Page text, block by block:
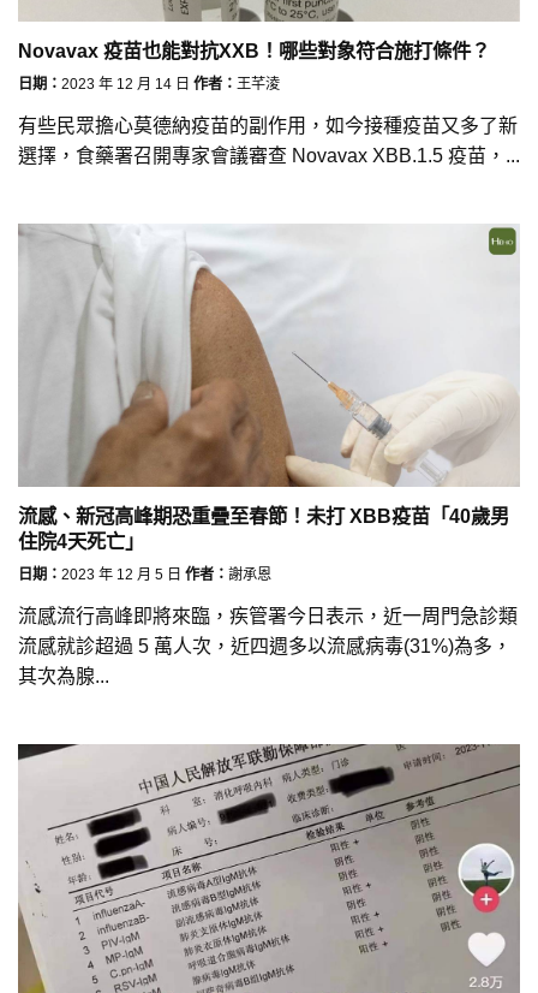
Novavax 疫苗也能對抗XXB！哪些對象符合施打條件？
日期： 2023 年 12 月 14 日 作者： 王芊淩
有些民眾擔心莫德納疫苗的副作用，如今接種疫苗又多了新
選擇，食藥署召開專家會議審查 Novavax XBB.1.5 疫苗，...
流感、新冠高峰期恐重疊至春節！未打 XBB疫苗「40歲男
住院4天死亡」
日期： 2023 年 12 月 5 日 作者： 謝承恩
流感流行高峰即將來臨，疾管署今日表示，近一周門急診類
流感就診超過 5 萬人次，近四週多以流感病毒(31%)為多，
其次為腺...